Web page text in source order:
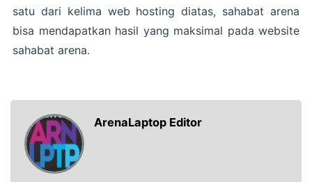
satu dari kelima web hosting diatas, sahabat arena
bisa mendapatkan hasil yang maksimal pada website
sahabat arena.
ArenaLaptop Editor